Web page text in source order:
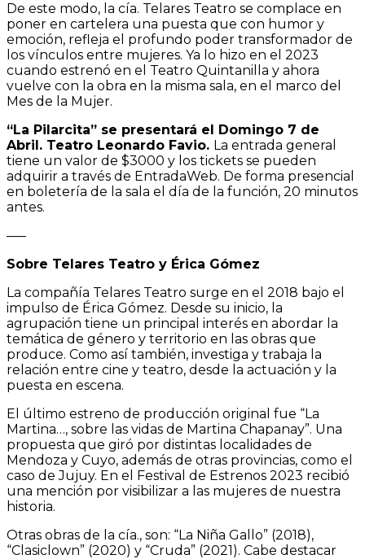
De este modo, la cía. Telares Teatro se complace en
poner en cartelera una puesta que con humor y
emoción, refleja el profundo poder transformador de
los vínculos entre mujeres. Ya lo hizo en el 2023
cuando estrenó en el Teatro Quintanilla y ahora
vuelve con la obra en la misma sala, en el marco del
Mes de la Mujer.
“La Pilarcita” se presentará el Domingo 7 de
Abril. Teatro Leonardo Favio. La entrada general
tiene un valor de $3000 y los tickets se pueden
adquirir a través de EntradaWeb. De forma presencial
en boletería de la sala el día de la función, 20 minutos
antes.
—–
Sobre Telares Teatro y Érica Gómez
La compañía Telares Teatro surge en el 2018 bajo el
impulso de Érica Gómez. Desde su inicio, la
agrupación tiene un principal interés en abordar la
temática de género y territorio en las obras que
produce. Como así también, investiga y trabaja la
relación entre cine y teatro, desde la actuación y la
puesta en escena.
El último estreno de producción original fue “La
Martina…, sobre las vidas de Martina Chapanay”. Una
propuesta que giró por distintas localidades de
Mendoza y Cuyo, además de otras provincias, como el
caso de Jujuy. En el Festival de Estrenos 2023 recibió
una mención por visibilizar a las mujeres de nuestra
historia.
Otras obras de la cía., son: “La Niña Gallo” (2018),
“Clasiclown” (2020) y “Cruda” (2021). Cabe destacar